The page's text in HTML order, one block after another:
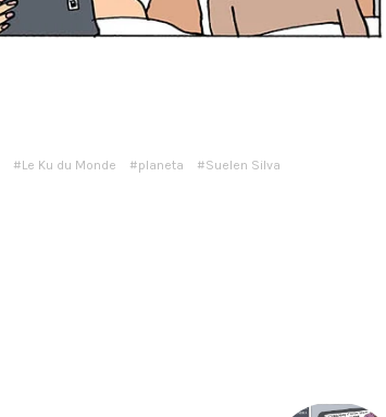
Le Ku du Monde planeta Suelen Silva